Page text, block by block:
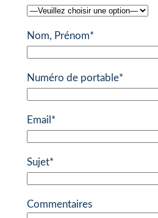
Nom, Prénom*
Numéro de portable*
Email*
Sujet*
Commentaires